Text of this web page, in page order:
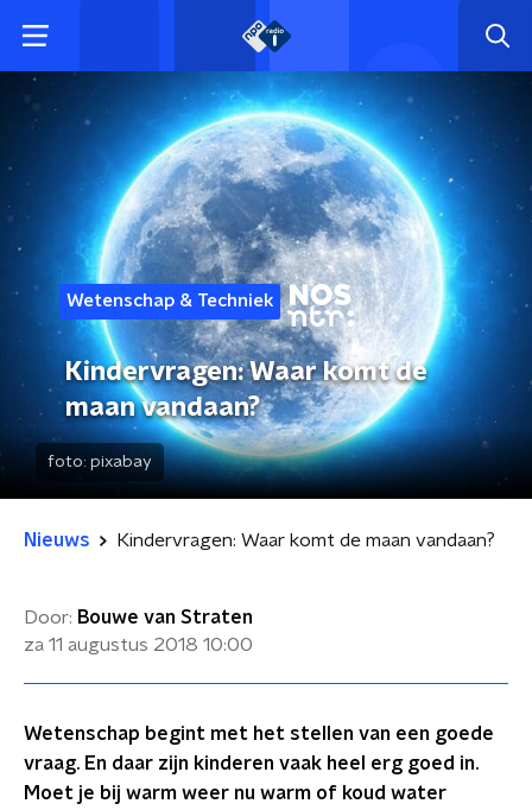
Wetenschap & Techniek
Kindervragen: Waar komt de
maan vandaan?
foto: pixabay
Nieuws Kindervragen: Waar komt de maan vandaan?
Door: Bouwe van Straten
za 11 augustus 2018 10:00
Wetenschap begint met het stellen van een goede
vraag. En daar zijn kinderen vaak heel erg goed in.
Moet je bij warm weer nu warm of koud water